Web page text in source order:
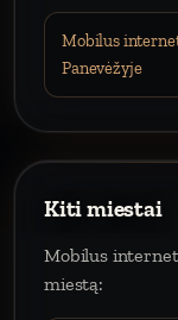
Mobilus
Panevėžyje
Kiti miestai
Mobilus
miestą: